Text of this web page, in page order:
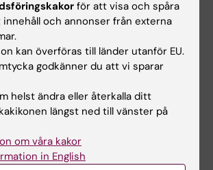
events
för att visa och spåra
innehåll och annonser från externa
kan överföras till länder utanför EU.
godkänner du att vi sparar
helst ändra eller återkalla ditt
längst ned till vänster på
om våra kakor
in English